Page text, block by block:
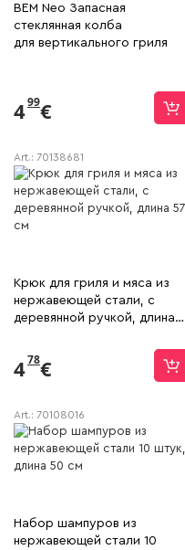
BEM Neo Запасная
стеклянная колба
для вертикального гриля
499€
Art.: 70138681
Крюк для гриля и мяса из
нержавеющей стали, с
деревянной ручкой, длина
478€
Art.: 70108016
Набор шампуров из
нержавеющей стали 10